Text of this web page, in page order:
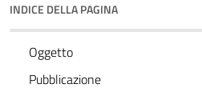
INDICE DELLA PAGINA
Oggetto
Pubblicazione